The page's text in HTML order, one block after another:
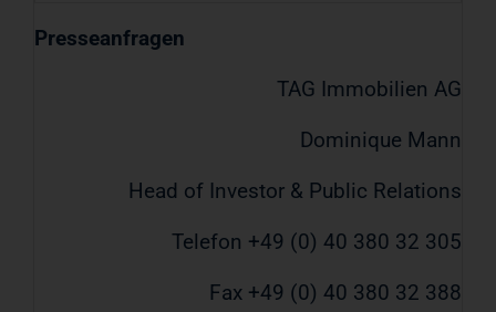
Presseanfragen
TAG Immobilien AG
Dominique Mann
Head of Investor & Public Relations
Telefon +49 (0) 40 380 32 305
Fax +49 (0) 40 380 32 388